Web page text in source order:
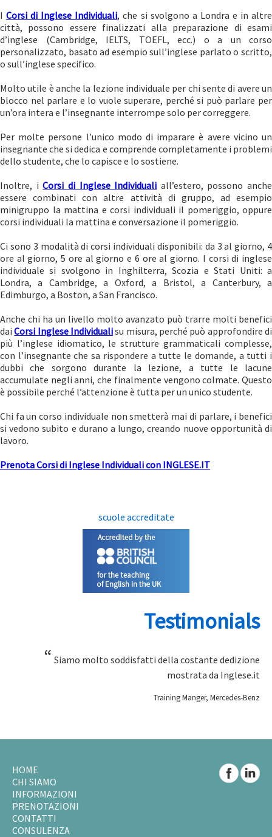
ICorsi di Inglese Individuali, che si svolgono a Londra e in altre
città, possono essere finalizzati alla preparazione di esami
d’inglese (Cambridge, IELTS, TOEFL, ecc.) o a un corso
personalizzato, basato ad esempio sull’inglese parlato o scritto,
o sull’inglese specifico.
Molto utile è anche la lezione individuale per chi sente di avere un
blocco nel parlare e lo vuole superare, perché si può parlare per
un’ora intera e l’insegnante interrompe solo per correggere.
Per molte persone l’unico modo di imparare è avere vicino un
insegnante che si dedica e comprende completamente i problemi
dello studente, che lo capisce e lo sostiene.
Inoltre, iCorsi di Inglese Individuali all’estero, possono anche
essere combinati con altre attività di gruppo, ad esempio
minigruppo la mattina e corsi individuali il pomeriggio, oppure
corsi individuali la mattina e conversazione il pomeriggio.
Ci sono 3 modalità di corsi individuali disponibili: da 3 al giorno, 4
ore al giorno, 5 ore al giorno e 6 ore al giorno. I corsi di inglese
individuale si svolgono in Inghilterra, Scozia e Stati Uniti: a
Londra, a Cambridge, a Oxford, a Bristol, a Canterbury, a
Edimburgo, a Boston, a San Francisco.
Anche chi ha un livello molto avanzato può trarre molti benefici
daiCorsi Inglese Individualisu misura, perché può approfondire di
più l’inglese idiomatico, le strutture grammaticali complesse,
con l’insegnante che sa rispondere a tutte le domande, a tutti i
dubbi che sorgono durante la lezione, a tutte le lacune
accumulate negli anni, che finalmente vengono colmate. Questo
è possibile perché l’attenzione è tutta per un unico studente.
Chi fa un corso individuale non smetterà mai di parlare, i benefici
si vedono subito e durano a lungo, creando nuove opportunità di
lavoro.
Prenota Corsi di Inglese Individuali con INGLESE.IT
scuole accreditate
Testimonials
“ Siamo molto soddisfatti della costante dedizione
mostrata da Inglese.it
Training Manger, Mercedes-Benz
HOME
CHI SIAMO
INFORMAZIONI
PRENOTAZIONI
CONTATTI
CONSULENZA